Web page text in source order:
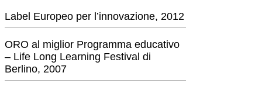
Label Europeo per l’innovazione, 2012
ORO al miglior Programma educativo
– Life Long Learning Festival di
Berlino, 2007